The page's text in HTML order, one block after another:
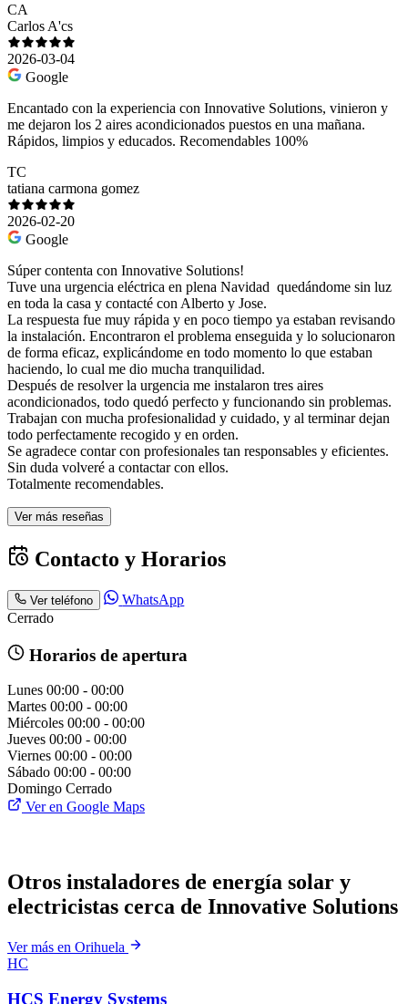
CA
Carlos A'cs
2026-03-04
Google
Encantado con la experiencia con Innovative Solutions, vinieron y
me dejaron los 2 aires acondicionados puestos en una mañana.
Rápidos, limpios y educados. Recomendables 100%
TC
tatiana carmona gomez
2026-02-20
Google
Súper contenta con Innovative Solutions!
Tuve una urgencia eléctrica en plena Navidad quedándome sin luz
en toda la casa y contacté con Alberto y Jose.
La respuesta fue muy rápida y en poco tiempo ya estaban revisando
la instalación. Encontraron el problema enseguida y lo solucionaron
de forma eficaz, explicándome en todo momento lo que estaban
haciendo, lo cual me dio mucha tranquilidad.
Después de resolver la urgencia me instalaron tres aires
acondicionados, todo quedó perfecto y funcionando sin problemas.
Trabajan con mucha profesionalidad y cuidado, y al terminar dejan
todo perfectamente recogido y en orden.
Se agradece contar con profesionales tan responsables y eficientes.
Sin duda volveré a contactar con ellos.
Totalmente recomendables.
Ver más reseñas
Contacto y Horarios
Ver teléfono
WhatsApp
Cerrado
Horarios de apertura
Lunes 00:00 - 00:00
Martes 00:00 - 00:00
Miércoles 00:00 - 00:00
Jueves 00:00 - 00:00
Viernes 00:00 - 00:00
Sábado 00:00 - 00:00
Domingo Cerrado
Ver en Google Maps
Otros instaladores de energía solar y
electricistas cerca de Innovative Solutions
Ver más en Orihuela
HC
HCS Energy Systems